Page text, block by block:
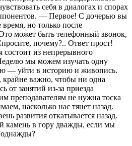
себя в диало­гах и спорах
— Первое! С дочерью вы
но только после
может быть телефон­ный звонок,
почему?.. Ответ прост!
из непре­рывного
мы можем из­учать одну
— уйти в историю и живопись.
важно, чтобы ни одна
от занятий из-за при­езда
преподавателям не нужна тоска
насколько нас тянет назад.
развития откатывает­ся назад.
камень в гору дважды, если мы
однажды?